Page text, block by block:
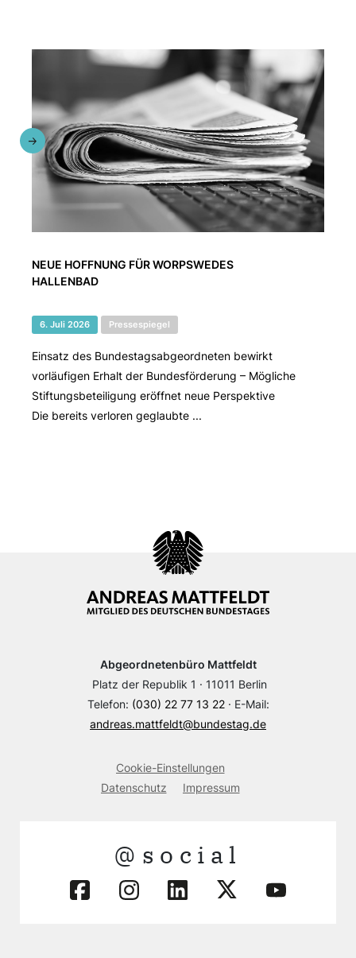
NEUE HOFFNUNG FÜR WORPSWEDES
HALLENBAD
6. Juli 2026 Pressespiegel
Einsatz des Bundestagsabgeordneten bewirkt
vorläufigen Erhalt der Bundesförderung – Mögliche
Stiftungsbeteiligung eröffnet neue Perspektive
Die bereits verloren geglaubte ...
Abgeordnetenbüro Mattfeldt
Platz der Republik 1 · 11011 Berlin
Telefon: (030) 22 77 13 22· E-Mail:
andreas.mattfeldt@bundestag.de
Cookie-Einstellungen
Datenschutz
Impressum
@social